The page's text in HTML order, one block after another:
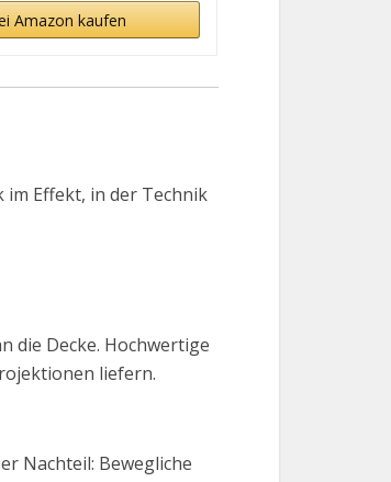
Amazon kaufen
im Effekt, in der Technik
die Decke. Hochwertige
liefern.
Nachteil: Bewegliche